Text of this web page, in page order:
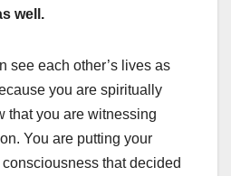
well.
see each other’s lives as
you are spiritually
that you are witnessing
You are putting your
that decided